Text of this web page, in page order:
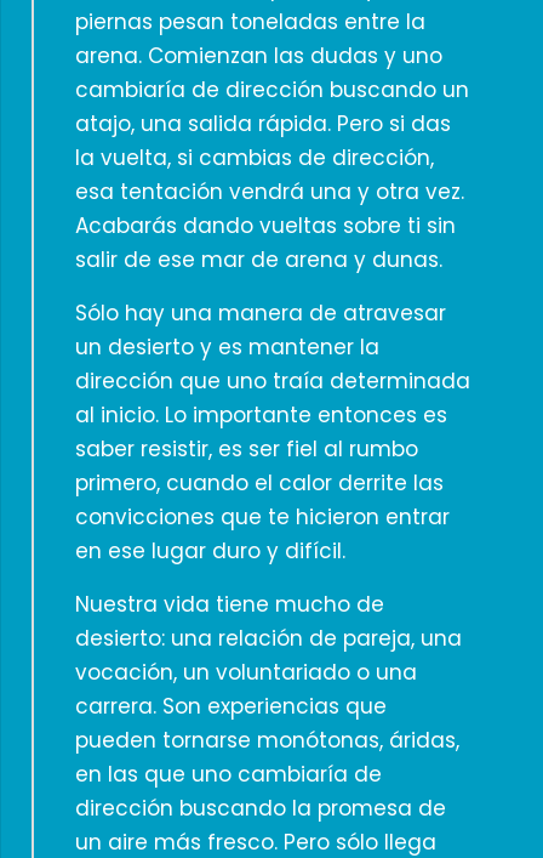
piernas pesan toneladas entre la
arena. Comienzan las dudas y uno
cambiaría de dirección buscando un
atajo, una salida rápida. Pero si das
la vuelta, si cambias de dirección,
esa tentación vendrá una y otra vez.
Acabarás dando vueltas sobre ti sin
salir de ese mar de arena y dunas.
Sólo hay una manera de atravesar
un desierto y es mantener la
dirección que uno traía determinada
al inicio. Lo importante entonces es
saber resistir, es ser fiel al rumbo
primero, cuando el calor derrite las
convicciones que te hicieron entrar
en ese lugar duro y difícil.
Nuestra vida tiene mucho de
desierto: una relación de pareja, una
vocación, un voluntariado o una
carrera. Son experiencias que
pueden tornarse monótonas, áridas,
en las que uno cambiaría de
dirección buscando la promesa de
un aire más fresco. Pero sólo llega